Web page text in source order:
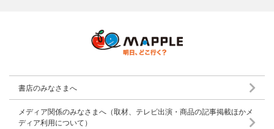
書店のみなさまへ
メディア関係のみなさまへ（取材、テレビ出演・商品の記事掲載ほかメ
ディア利用について）